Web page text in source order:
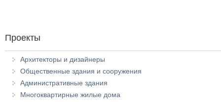
Проекты
Архитекторы и дизайнеры
Общественные здания и сооружения
Административные здания
Многоквартирные жилые дома